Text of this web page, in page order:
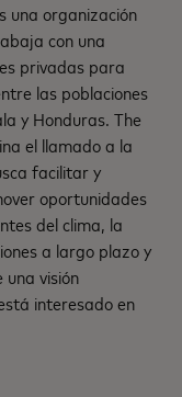
una organización
con una
privadas para
las poblaciones
y Honduras. The
el llamado a la
facilitar y
oportunidades
del clima, la
a largo plazo y
visión
interesado en